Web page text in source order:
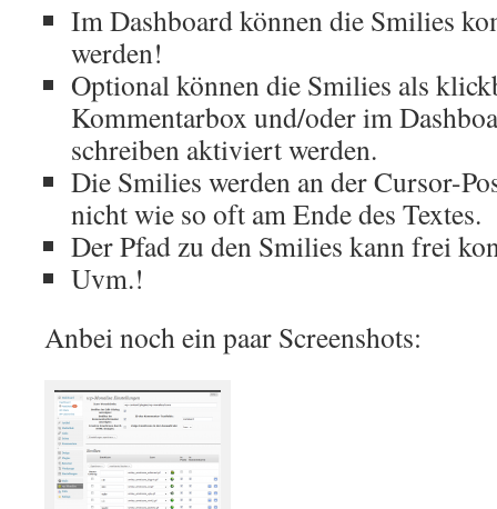
Im Dashboard können die Smilies
werden!
Optional können die Smilies als
Kommentarbox und/oder im
schreiben aktiviert werden.
Die Smilies werden an der Cursor-
nicht wie so oft am Ende des Textes.
Der Pfad zu den Smilies kann frei
Uvm.!
Anbei noch ein paar Screenshots: